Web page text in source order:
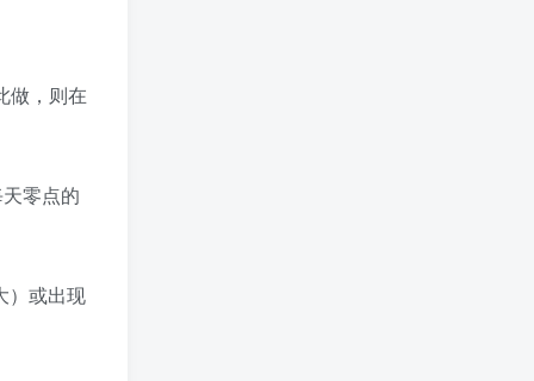
做，则在
零点的
）或出现